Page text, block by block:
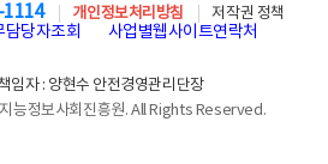
개인정보처리방침
저작권 정책
담당자조회 사업별웹사이트연락처
임자 : 양현수 안전경영관리단장
능정보사회진흥원. All Rights Reserved.